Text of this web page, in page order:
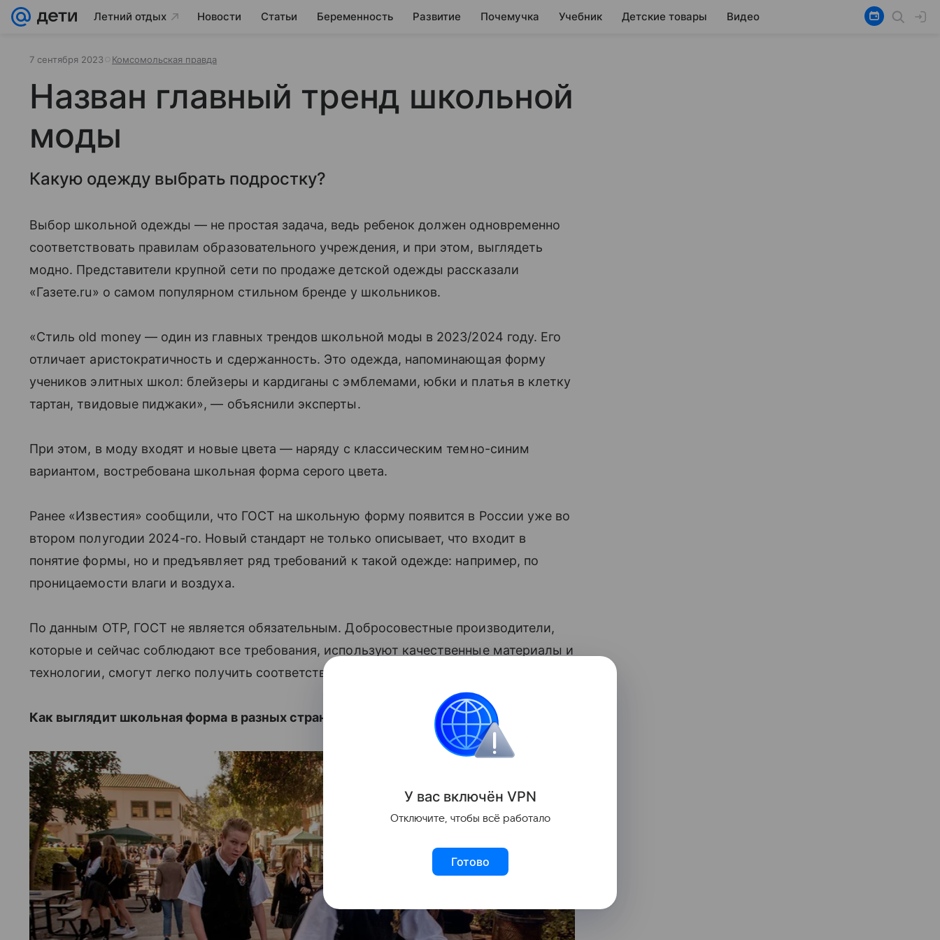
Летний отдых Новости Статьи Беременность Развитие Почемучка Учебник Детские товары Видео
7 сентября 2023 Комсомольская правда
Назван главный тренд школьной
моды
Какую одежду выбрать подростку?
Выбор школьной одежды — не простая задача, ведь ребенок должен одновременно
соответствовать правилам образовательного учреждения, и при этом, выглядеть
модно. Представители крупной сети по продаже детской одежды рассказали
«Газете.ru» о самом популярном стильном бренде у школьников.
«Стиль old money — один из главных трендов школьной моды в 2023/2024 году. Его
отличает аристократичность и сдержанность. Это одежда, напоминающая форму
учеников элитных школ: блейзеры и кардиганы с эмблемами, юбки и платья в клетку
тартан, твидовые пиджаки», — объяснили эксперты.
При этом, в моду входят и новые цвета — наряду с классическим темно-синим
вариантом, востребована школьная форма серого цвета.
Ранее «Известия» сообщили, что ГОСТ на школьную форму появится в России уже во
втором полугодии 2024-го. Новый стандарт не только описывает, что входит в
понятие формы, но и предъявляет ряд требований к такой одежде: например, по
проницаемости влаги и воздуха.
По данным ОТР, ГОСТ не является обязательным. Добросовестные производители,
которые и сейчас соблюдают все требования, используют качественные материалы и
технологии, смогут легко получить соответствующую маркировку.
Как выглядит школьная форма в разных странах? Смотрите в галерее:
У вас включён VPN
Отключите, чтобы всё работало
Готово